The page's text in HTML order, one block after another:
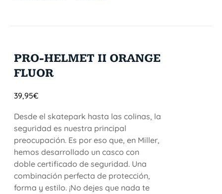
PRO-HELMET II ORANGE
FLUOR
39,95€
Desde el skatepark hasta las colinas, la
seguridad es nuestra principal
preocupación. Es por eso que, en Miller,
hemos desarrollado un casco con
doble certificado de seguridad. Una
combinación perfecta de protección,
forma y estilo. ¡No dejes que nada te